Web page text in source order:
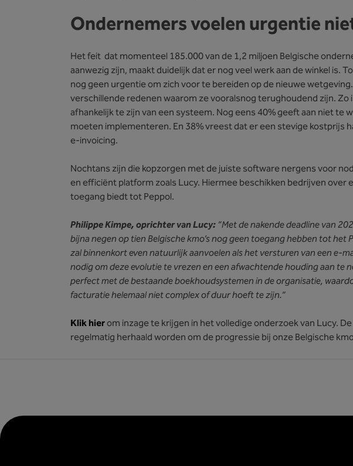
Ondernemers voelen urgentie
Het feit dat momenteel 185.000 van de 1,2 miljoen Belgische
aanwezig zijn, maakt duidelijk dat er nog veel werk aan de winkel is.
nog geen urgentie om zich voor te bereiden op de nieuwe
verschillende redenen waarom ze vooralsnog terughoudend zijn. Zo
afhankelijk te zijn van een systeem. Nog eens 40% geeft aan niet te
moeten implementeren. En 38% vreest dat er een stevige kostprijs
e-invoicing.
Nochtans zijn die kopzorgen met de juiste software nergens voor
en efficiënt platform zoals Lucy. Hiermee beschikken bedrijven over
toegang biedt tot Peppol.
Philippe Kimpe, oprichter van Lucy: “Met de nakende deadline van
bijna negen op tien Belgische kmo’s nog geen toegang hebben tot
zal binnenkort even natuurlijk aanvoelen als het versturen van een e-
nodig om deze evolutie te vrezen en een afwachtende houding aan te
perfect met de bestaande boekhoudsystemen in de organisatie,
facturatie helemaal niet complex of duur hoeft te zijn.”
Klik hierom inzage te krijgen in het volledige onderzoek van Lucy.
regelmatig herhaald worden om de progressie bij onze Belgische